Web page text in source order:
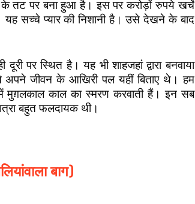
तट पर बना हुआ है। इस पर करोड़ों रुपये खर्चे
सच्चे प्यार की निशानी है। उसे देखने के बाद
पर स्थित है। यह भी शाहजहां द्वारा बनवाया
जीवन के आखिरी पल यहीं बिताए थे। हम
मुग़लकाल काल का स्मरण करवाती हैं। इन सब
बहुत फलदायक थी।
बाग)